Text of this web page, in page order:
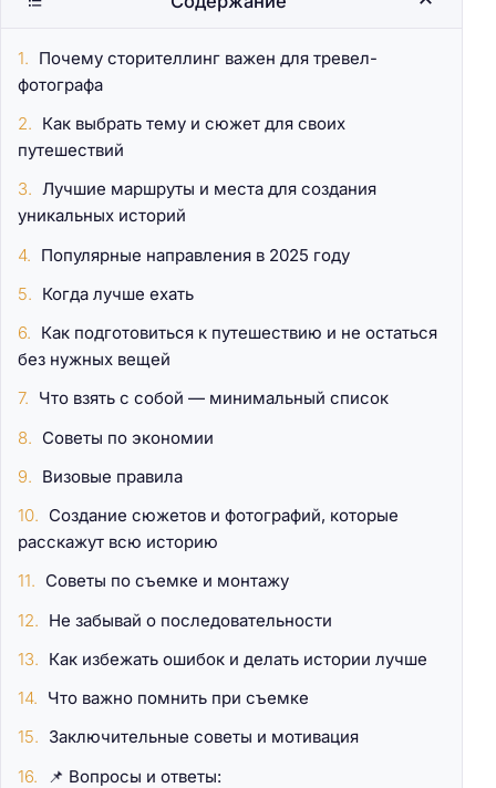
Почему сторителлинг важен для тревел-
фотографа
Как выбрать тему и сюжет для своих
путешествий
Лучшие маршруты и места для создания
уникальных историй
Популярные направления в 2025 году
Когда лучше ехать
Как подготовиться к путешествию и не остаться
без нужных вещей
Что взять с собой — минимальный список
Советы по экономии
Визовые правила
Создание сюжетов и фотографий, которые
расскажут всю историю
Советы по съемке и монтажу
Не забывай о последовательности
Как избежать ошибок и делать истории лучше
Что важно помнить при съемке
Заключительные советы и мотивация
📌 Вопросы и ответы: